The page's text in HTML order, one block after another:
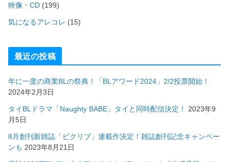
映像・CD (199)
気になるアレコレ (15)
最近の投稿
年に一度の商業BLの祭典！「BLアワード2024」2/2投票開始！
2024年2月3日
タイBLドラマ「Naughty BABE」タイと同時配信決定！
2023年9
月5日
8月創刊新雑誌「ピクリブ」連載作決定！雑誌創刊記念キャンペー
ンも 2023年8月21日